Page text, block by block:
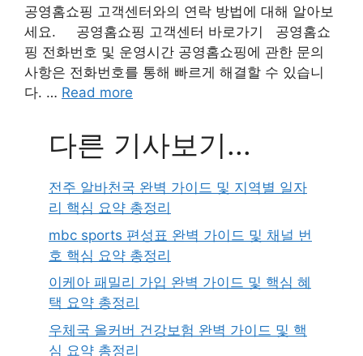
공영홈쇼핑 고객센터와의 연락 방법에 대해 알아보
세요. 공영홈쇼핑 고객센터 바로가기 공영홈쇼
핑 전화번호 및 운영시간 공영홈쇼핑에 관한 문의
사항은 전화번호를 통해 빠르게 해결할 수 있습니
다. … Read more
다른 기사보기...
전주 알바천국 완벽 가이드 및 지역별 일자
리 핵심 요약 총정리
mbc sports 편성표 완벽 가이드 및 채널 번
호 핵심 요약 총정리
이케아 패밀리 가입 완벽 가이드 및 핵심 혜
택 요약 총정리
우체국 올커버 건강보험 완벽 가이드 및 핵
심 요약 총정리